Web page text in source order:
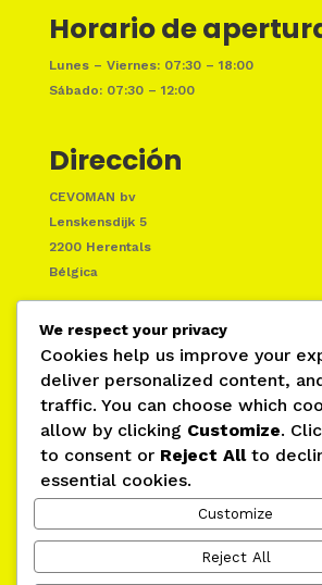
Horario de
Lunes – Viernes: 07:30 – 18:00
Sábado: 07:30 – 12:00
Dirección
CEVOMAN bv
Lenskensdijk 5
2200 Herentals
Bélgica
Contacto
We respect your privacy
Cookies help us improve your
deliver personalized content,
traffic. You can choose which
allow by clicking Customize.
to consent or Reject Allto
essential cookies.
Customize
Reject All